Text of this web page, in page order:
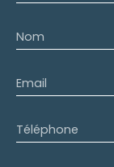
Nom
Email
Téléphone